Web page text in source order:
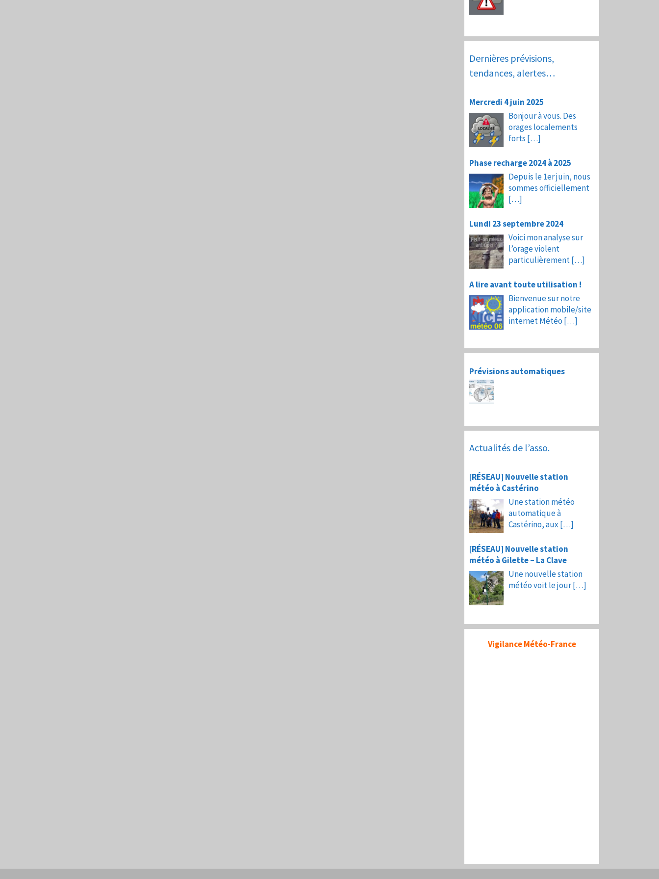
Dernières prévisions,
tendances, alertes…
Mercredi 4 juin 2025
Bonjour à vous. Des
orages localements
forts […]
Phase recharge 2024 à 2025
Depuis le 1er juin, nous
sommes officiellement
[…]
Lundi 23 septembre 2024
Voici mon analyse sur
l’orage violent
particulièrement[…]
A lire avant toute utilisation !
Bienvenue sur notre
application mobile/site
internet Météo […]
Prévisions automatiques
Actualités de l’asso.
[RÉSEAU] Nouvelle station
météo à Castérino
Une station météo
automatique à
Castérino, aux […]
[RÉSEAU] Nouvelle station
météo à Gilette – La Clave
Une nouvelle station
météo voit le jour[…]
Vigilance Météo-France